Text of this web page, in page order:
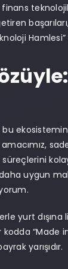
uygun
yurt dışına
“Made
yarışıdır.